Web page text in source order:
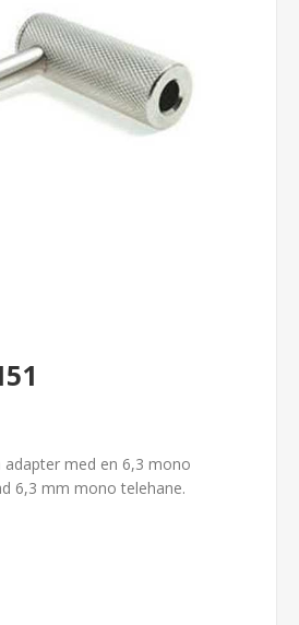
adapter med en 6,3 mono
6,3 mm mono telehane.